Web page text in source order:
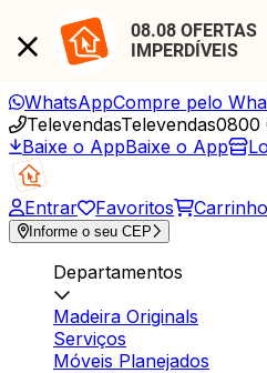
08.08 OFERTAS
IMPERDÍVEIS
WhatsAppCompre pelo
TelevendasTelevendas0800
Baixe o AppBaixe o App
Entrar Favoritos Carrinho
Informe o seu CEP
Departamentos
Madeira Originals
Serviços
Móveis Planejados